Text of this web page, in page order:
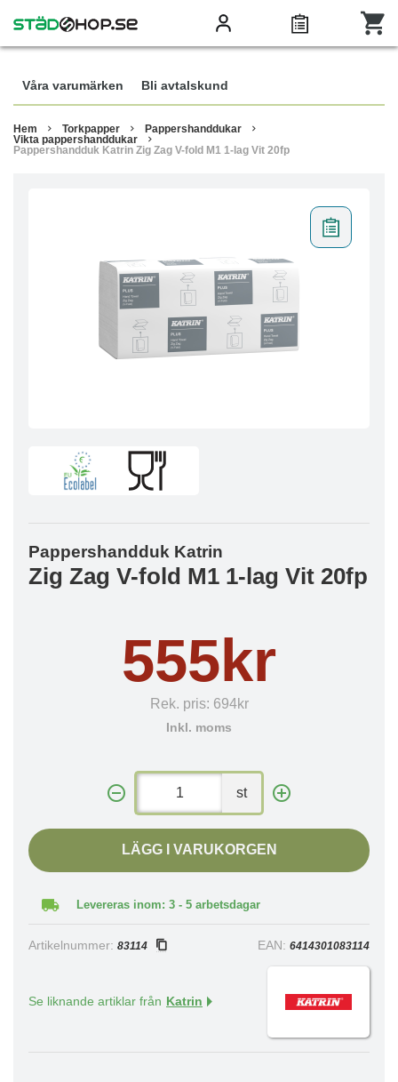
Våra varumärken Bli avtalskund
Hem Torkpapper
Pappershanddukar
Vikta pappershanddukar
Pappershandduk Katrin Zig Zag V-fold M1 1-lag Vit 20fp
Pappershandduk Katrin
Zig Zag V-fold M1 1-lag Vit 20fp
555kr
Rek. pris: 694kr
Inkl. moms
st
LÄGG I VARUKORGEN
Levereras inom: 3 - 5 arbetsdagar
Artikelnummer: 83114 EAN: 6414301083114
Se liknande artiklar från Katrin